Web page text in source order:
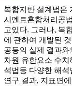
복합지반 설계법은
시멘트혼합처리공
고있다. 그러나, 복
에 관하여 개발된
공등의 실제 결과
차원 유한요소 수
석법등 다양한 해
연구 결과, 지표면